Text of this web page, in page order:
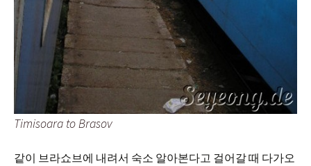
Timisoara to Brasov
같이 브라쇼브에 내려서 숙소 알아본다고 걸어갈 때 다가오